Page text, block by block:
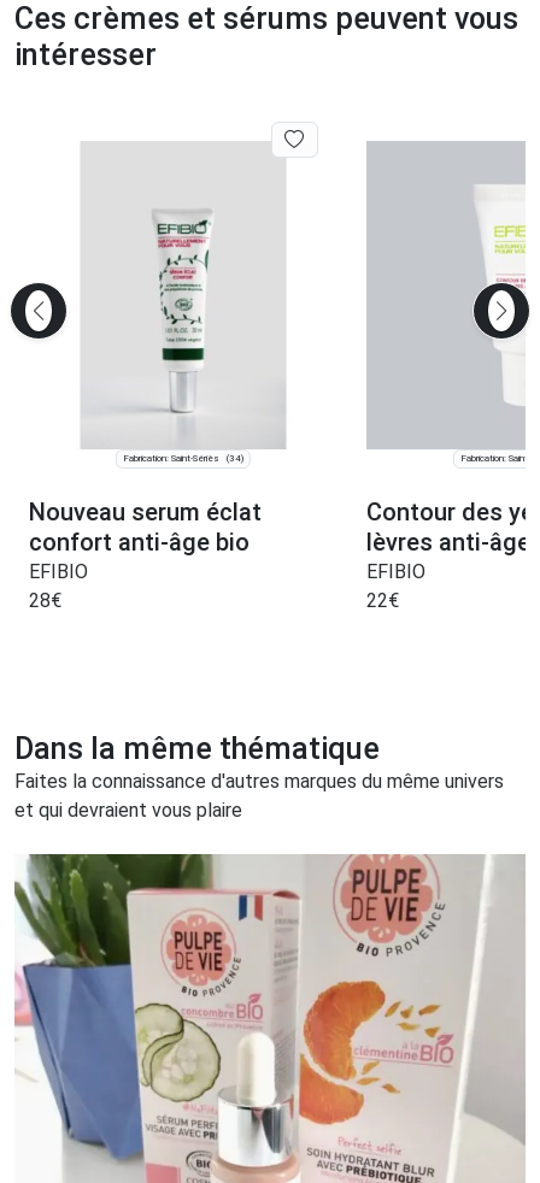
Ces crèmes et sérums peuvent vous
intéresser
Fabrication: Saint-Sériès (34)
Nouveau serum éclat
confort anti-âge bio
EFIBIO
28€
Fabrication: Saint-
Contour des
lèvres anti-âge
EFIBIO
22€
Dans la même thématique
Faites la connaissance d'autres marques du même univers
et qui devraient vous plaire